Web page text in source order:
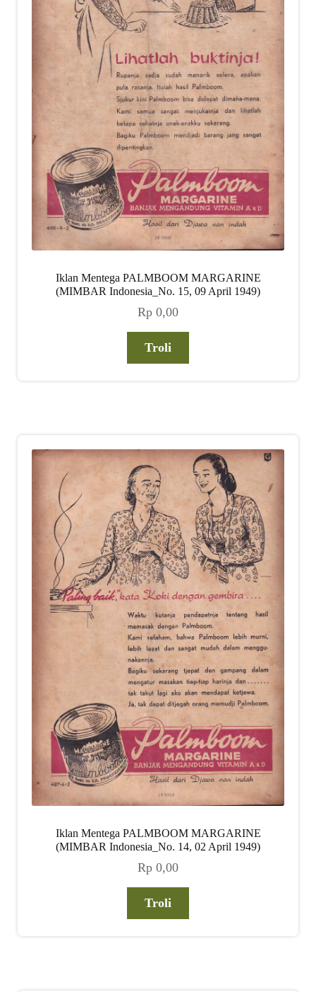
Iklan Mentega PALMBOOM MARGARINE
(MIMBAR Indonesia_No. 15, 09 April 1949)
Rp 0,00
Troli
Iklan Mentega PALMBOOM MARGARINE
(MIMBAR Indonesia_No. 14, 02 April 1949)
Rp 0,00
Troli